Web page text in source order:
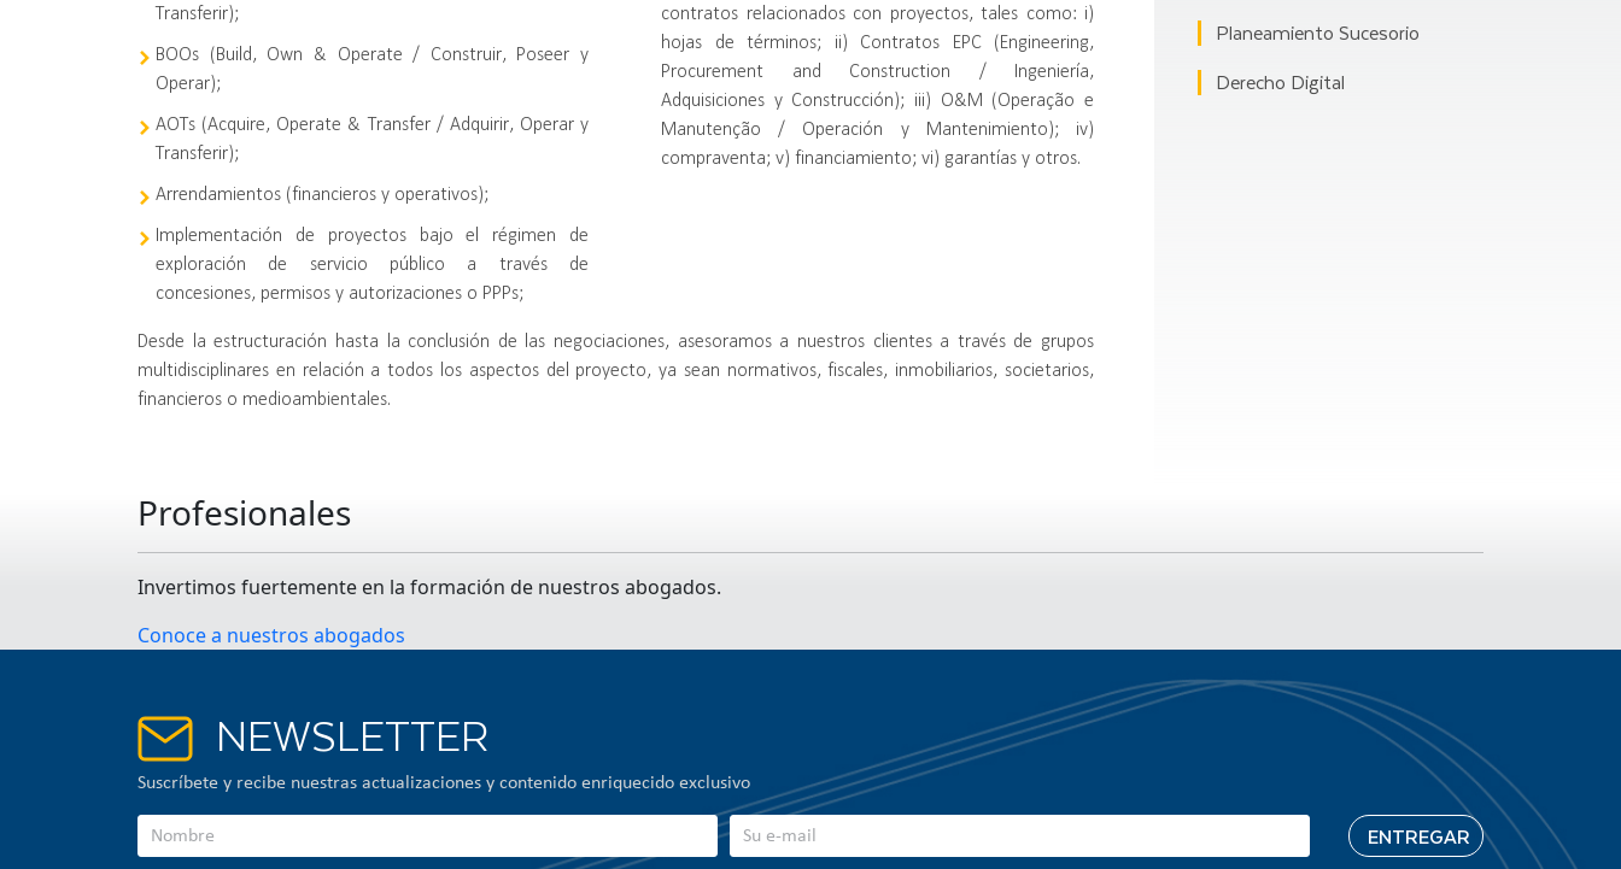
Transferir);
BOOs (Build, Own & Operate / Construir, Poseer y
Operar);
AOTs (Acquire, Operate & Transfer / Adquirir, Operar y
Transferir);
Arrendamientos (financieros y operativos);
Implementación de proyectos bajo el régimen de
exploración de servicio público a través de
concesiones, permisos y autorizaciones o PPPs;
contratos relacionados con proyectos, tales como: i)
hojas de términos; ii) Contratos EPC (Engineering,
Procurement and Construction / Ingeniería,
Adquisiciones y Construcción); iii) O&M (Operação e
Manutenção / Operación y Mantenimiento); iv)
compraventa; v) financiamiento; vi) garantías y otros.
Desde la estructuración hasta la conclusión de las negociaciones, asesoramos a nuestros clientes a través de grupos
multidisciplinares en relación a todos los aspectos del proyecto, ya sean normativos, fiscales, inmobiliarios, societarios,
financieros o medioambientales.
Planeamiento Sucesorio
Derecho Digital
Profesionales
Invertimos fuertemente en la formación de nuestros abogados.
Conoce a nuestros abogados
NEWSLETTER
Suscríbete y recibe nuestras actualizaciones y contenido enriquecido exclusivo